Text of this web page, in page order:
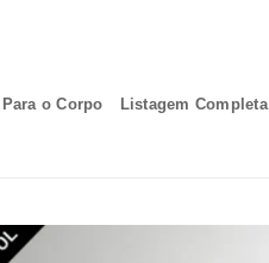
Para o Corpo Listagem Completa